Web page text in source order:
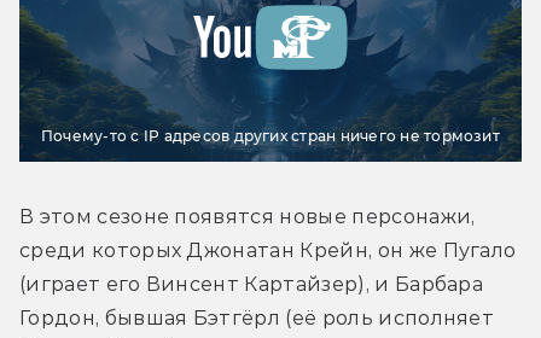
Почему-то с IP адресов других стран ничего не тормозит
В этом сезоне появятся новые персонажи,
среди которых Джонатан Крейн, он же Пугало
(играет его Винсент Картайзер), и Барбара
Гордон, бывшая Бэтгёрл (её роль исполняет